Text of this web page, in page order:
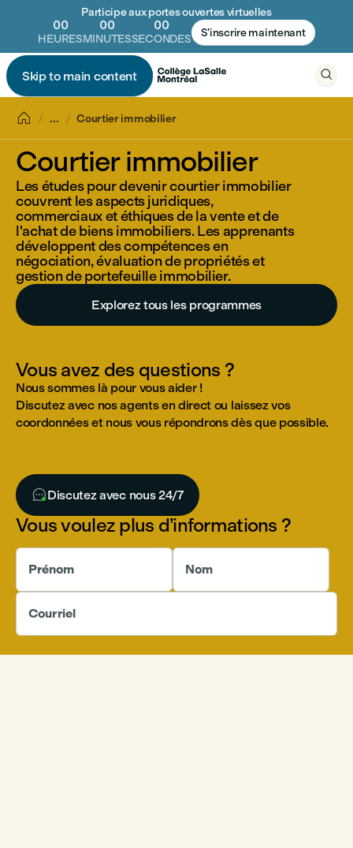
Participe aux portes ouvertes virtuelles
00
HEURES
00
MINUTES
00
SECONDES S’inscrire maintenant
Skip to main content
 
 ... Courtier immobilier
Courtier immobilier
Les études pour devenir courtier immobilier
couvrent les aspects juridiques,
commerciaux et éthiques de la vente et de
l'achat de biens immobiliers. Les apprenants
développent des compétences en
négociation, évaluation de propriétés et
gestion de portefeuille immobilier.
Explorez tous les programmes
Vous avez des questions ?
Nous sommes là pour vous aider !
Discutez avec nos agents en direct ou laissez vos
coordonnées et nous vous répondrons dès que possible.
Discutez avec nous 24/7
Vous voulez plus d’informations ?
Prénom Nom
Courriel